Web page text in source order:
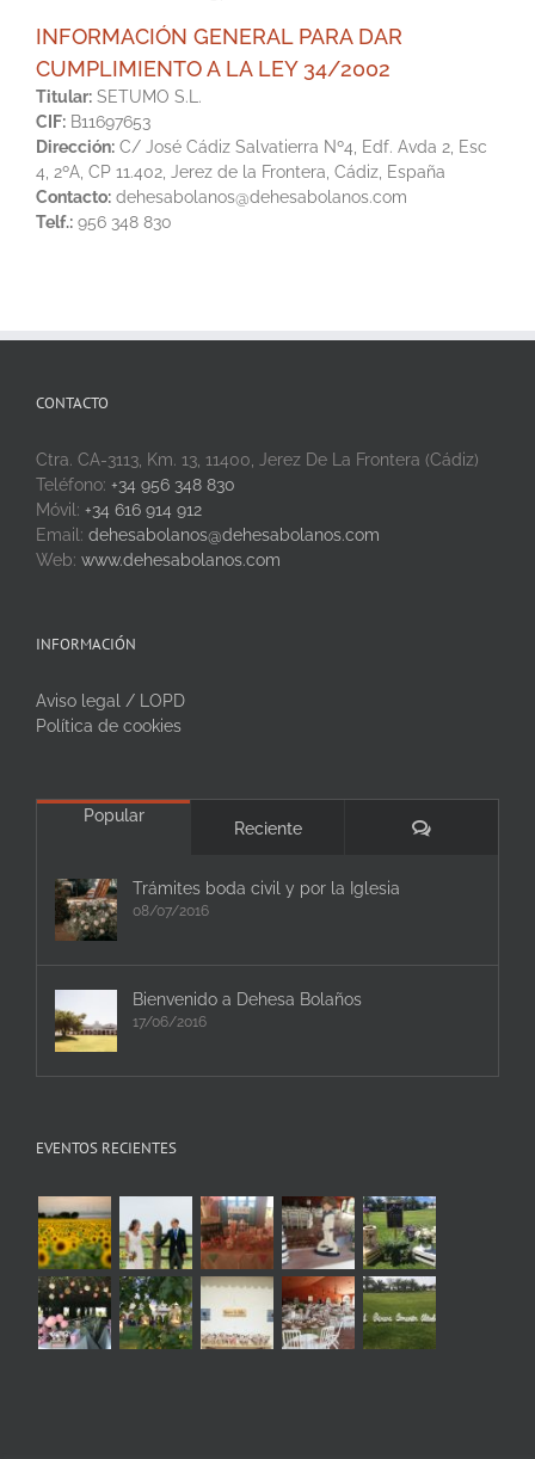
INFORMACIÓN GENERAL PARA DAR
CUMPLIMIENTO A LA LEY 34/2002
Titular: SETUMO S.L.
CIF: B11697653
Dirección: C/ José Cádiz Salvatierra Nº4, Edf. Avda 2, Esc
4, 2ºA, CP 11.402, Jerez de la Frontera, Cádiz, España
Contacto: dehesabolanos@dehesabolanos.com
Telf.: 956 348 830
CONTACTO
Ctra. CA-3113, Km. 13, 11400, Jerez De La Frontera (Cádiz)
Teléfono: +34 956 348 830
Móvil: +34 616 914 912
Email: dehesabolanos@dehesabolanos.com
Web: www.dehesabolanos.com
INFORMACIÓN
Aviso legal / LOPD
Política de cookies
Popular
Reciente Comentarios
Trámites boda civil y por la Iglesia
08/07/2016
Bienvenido a Dehesa Bolaños
17/06/2016
EVENTOS RECIENTES